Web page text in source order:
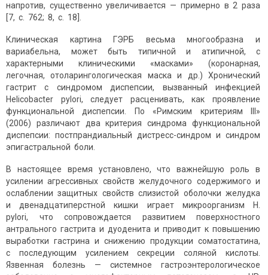
напротив, существенно увеличивается — примерно в 2 раза
[7, с. 762; 8, с. 18].
Клиническая картина ГЭРБ весьма многообразна и
вариабельна, может быть типичной и атипичной, с
характерными клиническими «масками» (коронарная,
легочная, отоларингологическая маска и др.) Хронический
гастрит с синдромом диспепсии, вызванный инфекцией
Helicobacter pylori, следует расценивать, как проявление
функциональной диспепсии. По «Римским критериям III»
(2006) различают два критерия синдрома функциональной
диспепсии: постпрандиальный дистресс-синдром и синдром
эпигастральной боли.
В настоящее время установлено, что важнейшую роль в
усилении агрессивных свойств желудочного содержимого и
ослаблении защитных свойств слизистой оболочки желудка
и двенадцатиперстной кишки играет микроорганизм H.
pylori, что сопровождается развитием поверхностного
антрального гастрита и дуоденита и приводит к повышению
выработки гастрина и снижению продукции соматостатина,
с последующим усилением секреции соляной кислоты.
Язвенная болезнь — системное гастроэнтерологическое